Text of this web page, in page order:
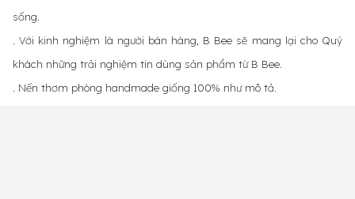
sống.
. Với kinh nghiệm là người bán hàng, B Bee sẽ mang lại cho Quý
khách những trải nghiệm tin dùng sản phẩm từ B Bee.
. Nến thơm phòng handmade giống 100% như mô tả.